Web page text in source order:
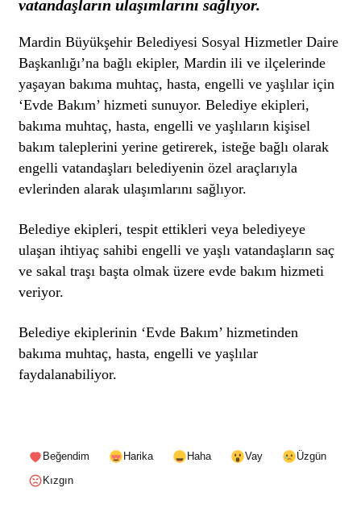
vatandaşların ulaşımlarını sağlıyor.
Mardin Büyükşehir Belediyesi Sosyal Hizmetler Daire
Başkanlığı’na bağlı ekipler, Mardin ili ve ilçelerinde
yaşayan bakıma muhtaç, hasta, engelli ve yaşlılar için
‘Evde Bakım’ hizmeti sunuyor. Belediye ekipleri,
bakıma muhtaç, hasta, engelli ve yaşlıların kişisel
bakım taleplerini yerine getirerek, isteğe bağlı olarak
engelli vatandaşları belediyenin özel araçlarıyla
evlerinden alarak ulaşımlarını sağlıyor.
Belediye ekipleri, tespit ettikleri veya belediyeye
ulaşan ihtiyaç sahibi engelli ve yaşlı vatandaşların saç
ve sakal traşı başta olmak üzere evde bakım hizmeti
veriyor.
Belediye ekiplerinin ‘Evde Bakım’ hizmetinden
bakıma muhtaç, hasta, engelli ve yaşlılar
faydalanabiliyor.
Beğendim Harika Haha Vay
Üzgün
Kızgın